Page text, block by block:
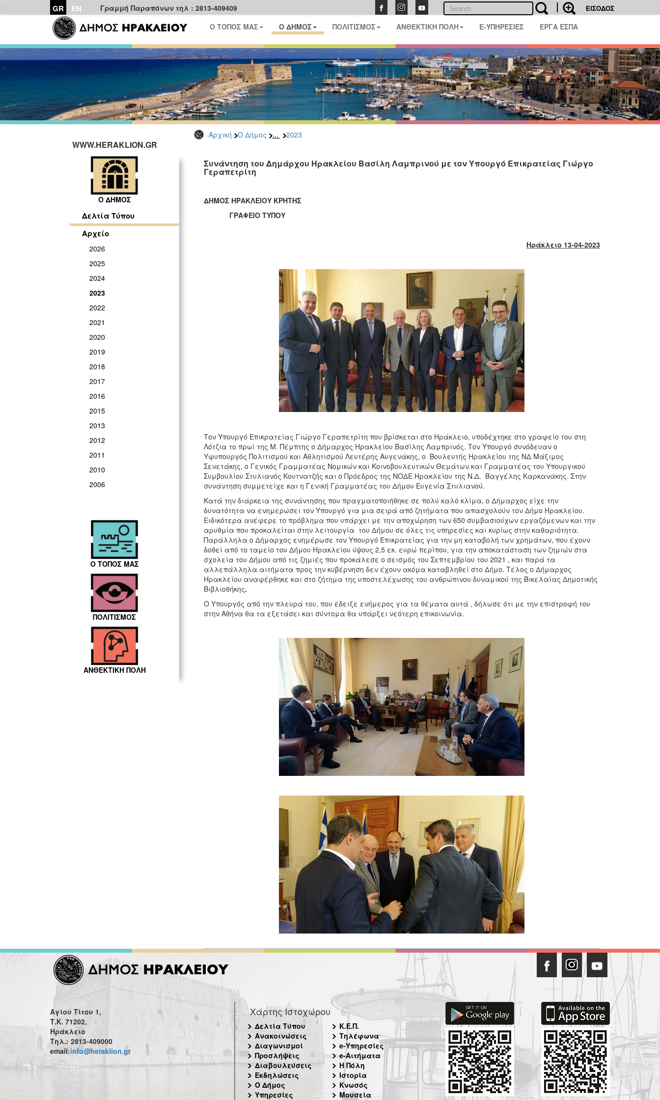
GR EN Γραμμή Παραπόνων τηλ : 2813-409409 ΕΙΣΟΔΟΣ
Ο ΤΟΠΟΣ ΜΑΣ Ο ΔΗΜΟΣ ΠΟΛΙΤΙΣΜΟΣ ΑΝΘΕΚΤΙΚΗ ΠΟΛΗ E-ΥΠΗΡΕΣΙΕΣ ΕΡΓΑ ΕΣΠΑ
Αρχική Ο Δήμος ... 2023
WWW.HERAKLION.GR
Ο ΔΗΜΟΣ
Δελτία Τύπου
Αρχείο
2026
2025
2024
2023
2022
2021
2020
2019
2018
2017
2016
2015
2013
2012
2011
2010
2006
Ο ΤΟΠΟΣ ΜΑΣ
ΠΟΛΙΤΙΣΜΟΣ
ΑΝΘΕΚΤΙΚΗ ΠΟΛΗ
Συνάντηση του Δημάρχου Ηρακλείου Βασίλη Λαμπρινού με τον Υπουργό Επικρατείας Γιώργο
Γεραπετρίτη
ΔΗΜΟΣ ΗΡΑΚΛΕΙΟΥ ΚΡΗΤΗΣ
ΓΡΑΦΕΙΟ ΤΥΠΟΥ
Ηράκλειο 13-04-2023
Τον Υπουργό Επικρατείας Γιώργο Γεραπετρίτη που βρίσκεται στο Ηράκλειο, υποδέχτηκε στο γραφείο του στη
Λότζια το πρωί της Μ. Πέμπτης ο Δήμαρχος Ηρακλείου Βασίλης Λαμπρινός. Τον Υπουργό συνόδευαν ο
Υφυπουργός Πολιτισμού και Αθλητισμού Λευτέρης Αυγενάκης, ο Βουλευτής Ηρακλείου της ΝΔ Μάξιμος
Σενετάκης, ο Γενικός Γραμματέας Νομικών και Κοινοβουλευτικών Θεμάτων και Γραμματέας του Υπουργικού
Συμβουλίου Στυλιανός Κουτνατζής και ο Πρόεδρος της ΝΟΔΕ Ηρακλείου της Ν.Δ. Βαγγέλης Καρκανάκης. Στην
συνάντηση συμμετείχε και η Γενική Γραμματέας του Δήμου Ευγενία Στυλιανού.
Κατά την διάρκεια της συνάντησης που πραγματοποιήθηκε σε πολύ καλό κλίμα, ο Δήμαρχος είχε την
δυνατότητα να ενημερώσει τον Υπουργό για μια σειρά από ζητήματα που απασχολούν τον Δήμο Ηρακλείου.
Ειδικότερα ανέφερε το πρόβλημα που υπάρχει με την αποχώρηση των 650 συμβασιούχων εργαζόμενων και την
αρυθμία που προκαλείται στην λειτουργία του Δήμου σε όλες τις υπηρεσίες και κυρίως στην καθαριότητα.
Παράλληλα ο Δήμαρχος ενημέρωσε τον Υπουργό Επικρατείας για την μη καταβολή των χρημάτων, που έχουν
δοθεί από το ταμείο του Δήμου Ηρακλείου ύψους 2,5 εκ. ευρώ περίπου, για την αποκατάσταση των ζημιών στα
σχολεία του Δήμου από τις ζημιές που προκάλεσε ο σεισμός του Σεπτεμβρίου του 2021 , και παρά τα
αλλεπάλληλα αιτήματα προς την κυβέρνηση δεν έχουν ακόμα καταβληθεί στο Δήμο. Τέλος ο Δήμαρχος
Ηρακλείου αναφέρθηκε και στο ζήτημα της υποστελέχωσης του ανθρώπινου δυναμικού της Βικελαίας Δημοτικής
Βιβλιοθήκης.
Ο Υπουργός από την πλευρά του, που έδειξε ενήμερος για τα θέματα αυτά , δήλωσε ότι με την επιστροφή του
στην Αθήνα θα τα εξετάσει και σύντομα θα υπάρξει νεότερη επικοινωνία.
Αγίου Τίτου 1,
Τ.Κ. 71202,
Ηράκλειο
Τηλ.: 2813-409000
email:info@heraklion.gr
Χάρτης Ιστοχώρου
Δελτία Τύπου
Ανακοινώσεις
Διαγωνισμοί
Προσλήψεις
Διαβουλεύσεις
Εκδηλώσεις
Ο Δήμος
Υπηρεσίες
Κ.Ε.Π.
Τηλέφωνα
e-Υπηρεσίες
e-Αιτήματα
Η Πόλη
Ιστορία
Κνωσός
Μουσεία